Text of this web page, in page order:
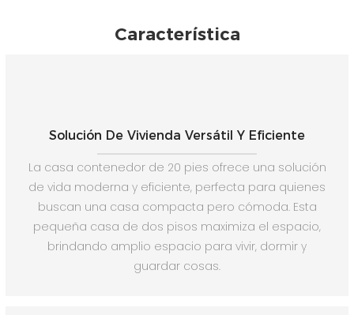
Característica
Solución De Vivienda Versátil Y Eficiente
La casa contenedor de 20 pies ofrece una solución
de vida moderna y eficiente, perfecta para quienes
buscan una casa compacta pero cómoda. Esta
pequeña casa de dos pisos maximiza el espacio,
brindando amplio espacio para vivir, dormir y
guardar cosas.